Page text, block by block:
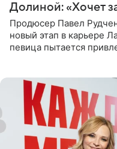
Долиной: «Хочет
Продюсер Павел
новый этап в карьере
певица пытается